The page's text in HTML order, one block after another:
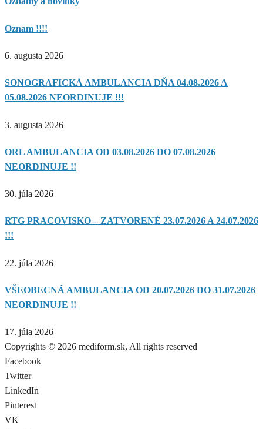
Oznam !!!!
6. augusta 2026
SONOGRAFICKÁ AMBULANCIA DŇA 04.08.2026 A
05.08.2026 NEORDINUJE !!!
3. augusta 2026
ORL AMBULANCIA OD 03.08.2026 DO 07.08.2026
NEORDINUJE !!
30. júla 2026
RTG PRACOVISKO – ZATVORENÉ 23.07.2026 A 24.07.2026
!!!
22. júla 2026
VŠEOBECNÁ AMBULANCIA OD 20.07.2026 DO 31.07.2026
NEORDINUJE !!
17. júla 2026
Copyrights © 2026 mediform.sk, All rights reserved​
Facebook
Twitter
LinkedIn
Pinterest
VK